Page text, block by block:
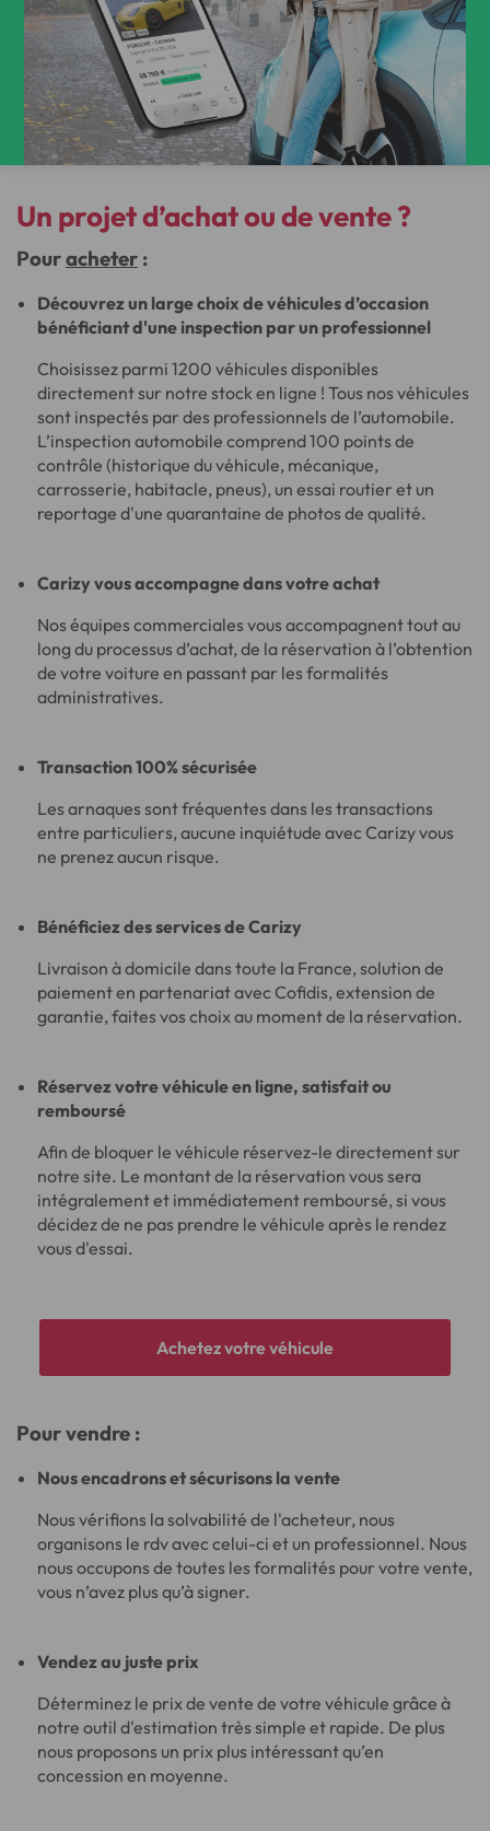
Un projet d’achat ou de vente ?
Pouracheter :
Découvrez un large choix de véhicules d’occasion
bénéficiant d'une inspection par un professionnel
Choisissez parmi 1200 véhicules disponibles
directement sur notre stock en ligne ! Tous nos véhicules
sont inspectés par des professionnels de l’automobile.
L’inspection automobile comprend 100 points de
contrôle (historique du véhicule, mécanique,
carrosserie, habitacle, pneus), un essai routier et un
reportage d'une quarantaine de photos de qualité.
Carizy vous accompagne dans votre achat
Nos équipes commerciales vous accompagnent tout au
long du processus d’achat, de la réservation à l’obtention
de votre voiture en passant par les formalités
administratives.
Transaction 100% sécurisée
Les arnaques sont fréquentes dans les transactions
entre particuliers, aucune inquiétude avec Carizy vous
ne prenez aucun risque.
Bénéficiez des services de Carizy
Livraison à domicile dans toute la France, solution de
paiement en partenariat avec Cofidis, extension de
garantie, faites vos choix au moment de la réservation.
Réservez votre véhicule en ligne, satisfait ou
remboursé
Afin de bloquer le véhicule réservez-le directement sur
notre site. Le montant de la réservation vous sera
intégralement et immédiatement remboursé, si vous
décidez de ne pas prendre le véhicule après le rendez
vous d'essai.
Achetez votre véhicule
Pour vendre :
Nous encadrons et sécurisons la vente
Nous vérifions la solvabilité de l'acheteur, nous
organisons le rdv avec celui-ci et un professionnel. Nous
nous occupons de toutes les formalités pour votre vente,
vous n’avez plus qu’à signer.
Vendez au juste prix
Déterminez le prix de vente de votre véhicule grâce à
notre outil d'estimation très simple et rapide. De plus
nous proposons un prix plus intéressant qu’en
concession en moyenne.